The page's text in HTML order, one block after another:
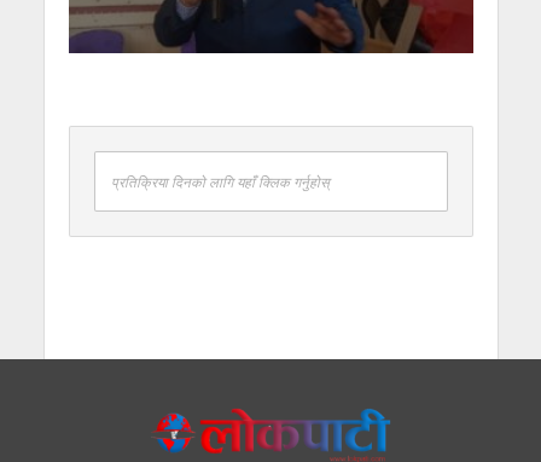
प्रतिक्रिया दिनको लागि यहाँ क्लिक गर्नुहोस्